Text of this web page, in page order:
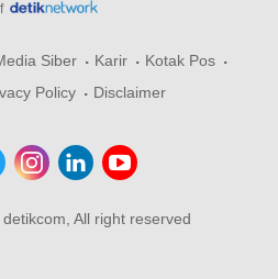
Siber Karir
Kotak Pos
Policy Disclaimer
All right reserved